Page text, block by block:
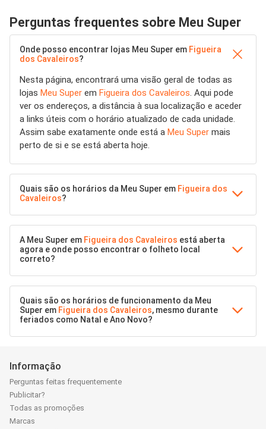
Perguntas frequentes sobre Meu Super
Onde posso encontrar lojas Meu Super em Figueira
dos Cavaleiros?
Nesta página, encontrará uma visão geral de todas as
lojas Meu Super em Figueira dos Cavaleiros. Aqui pode
ver os endereços, a distância à sua localização e aceder
a links úteis com o horário atualizado de cada unidade.
Assim sabe exatamente onde está a Meu Super mais
perto de si e se está aberta hoje.
Quais são os horários da Meu Super em Figueira dos
Cavaleiros?
A Meu Super em Figueira dos Cavaleiros está aberta
agora e onde posso encontrar o folheto local
correto?
Quais são os horários de funcionamento da Meu
Super em Figueira dos Cavaleiros, mesmo durante
feriados como Natal e Ano Novo?
Informação
Perguntas feitas frequentemente
Publicitar?
Todas as promoções
Marcas